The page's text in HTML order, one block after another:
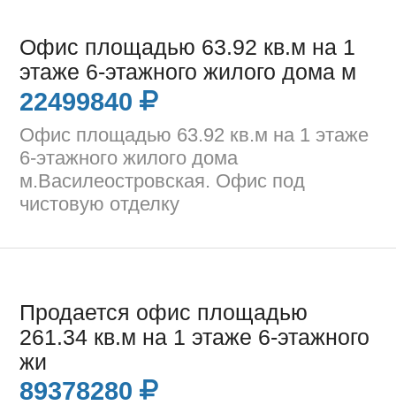
Офис площадью 63.92 кв.м на 1
этаже 6-этажного жилого дома м
22499840
Офис площадью 63.92 кв.м на 1 этаже
6-этажного жилого дома
м.Василеостровская. Офис под
чистовую отделку
Продается офис площадью
261.34 кв.м на 1 этаже 6-этажного
жи
89378280